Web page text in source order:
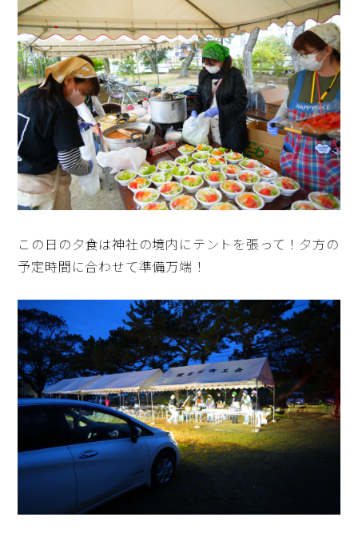
この日の夕食は神社の境内にテントを張って！夕方の
予定時間に合わせて準備万端！